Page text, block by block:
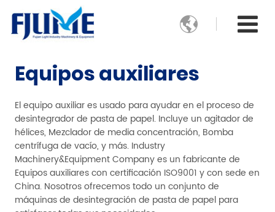

Equipos auxiliares
El equipo auxiliar es usado para ayudar en el proceso de
desintegrador de pasta de papel. Incluye un agitador de
hélices, Mezclador de media concentración, Bomba
centrífuga de vacío, y más. Industry
Machinery&Equipment Company es un fabricante de
Equipos auxiliares con certificación ISO9001 y con sede en
China. Nosotros ofrecemos todo un conjunto de
máquinas de desintegración de pasta de papel para